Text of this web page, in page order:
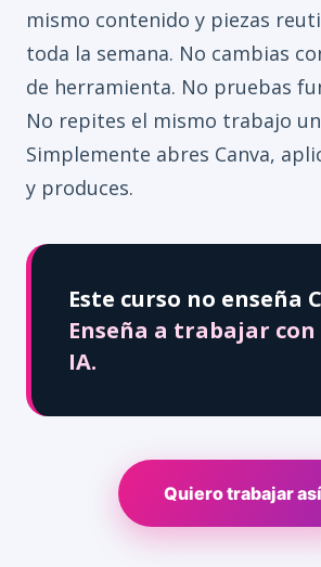
mismo contenido y piezas
toda la semana. No cambias
de herramienta. No pruebas
No repites el mismo trabajo
Simplemente abres Canva,
y produces.
Este curso no enseña
Enseña a trabajar con
IA.
Quiero trabajar así